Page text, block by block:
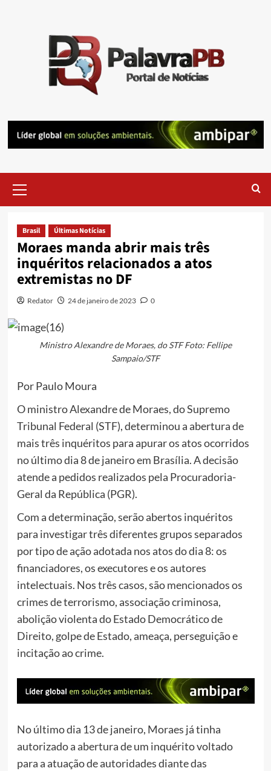
Menu
Brasil Últimas Notícias
Moraes manda abrir mais três
inquéritos relacionados a atos
extremistas no DF
Redator 24 de janeiro de 2023 0
Ministro Alexandre de Moraes, do STF Foto: Fellipe
Sampaio/STF
Por Paulo Moura
O ministro Alexandre de Moraes, do Supremo
Tribunal Federal (STF), determinou a abertura de
mais três inquéritos para apurar os atos ocorridos
no último dia 8 de janeiro em Brasília. A decisão
atende a pedidos realizados pela Procuradoria-
Geral da República (PGR).
Com a determinação, serão abertos inquéritos
para investigar três diferentes grupos separados
por tipo de ação adotada nos atos do dia 8: os
financiadores, os executores e os autores
intelectuais. Nos três casos, são mencionados os
crimes de terrorismo, associação criminosa,
abolição violenta do Estado Democrático de
Direito, golpe de Estado, ameaça, perseguição e
incitação ao crime.
No último dia 13 de janeiro, Moraes já tinha
autorizado a abertura de um inquérito voltado
para a atuação de autoridades diante das